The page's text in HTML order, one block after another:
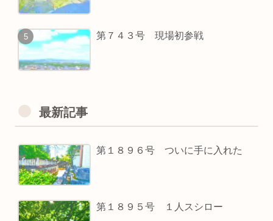
第７４３号 現場初参戦
最新記事
第１８９６号 ついに手に入れた
第１８９５号 １人スシロー